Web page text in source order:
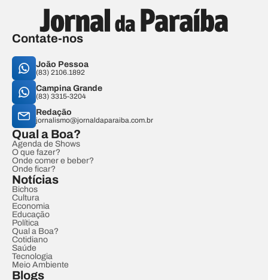
Contate-nos
João Pessoa
(83) 2106.1892
Campina Grande
(83) 3315-3204
Redação
jornalismo@jornaldaparaiba.com.br
Qual a Boa?
Agenda de Shows
O que fazer?
Onde comer e beber?
Onde ficar?
Notícias
Bichos
Cultura
Economia
Educação
Política
Qual a Boa?
Cotidiano
Saúde
Tecnologia
Meio Ambiente
Blogs